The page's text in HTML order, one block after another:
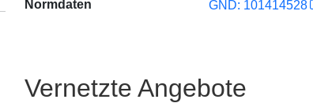
Normdaten
GND: 101414528
Vernetzte Angebote